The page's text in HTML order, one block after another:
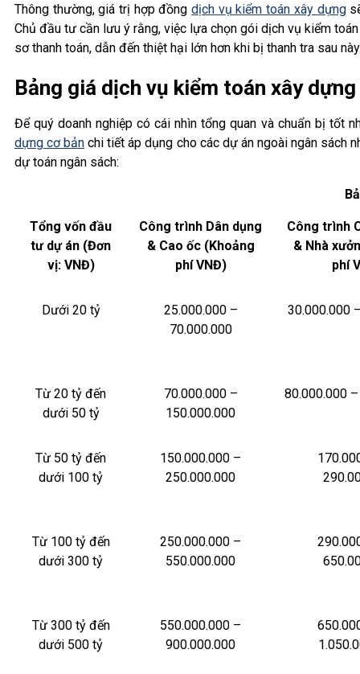
Thông thường, giá trị hợp đồngdịch vụ kiểm toán xây dựng
Chủ đầu tư cần lưu ý rằng, việc lựa chọn gói dịch vụ kiểm
sơ thanh toán, dẫn đến thiệt hại lớn hơn khi bị thanh tra sau
Bảng giá dịch vụ kiểm toán xây
Để quý doanh nghiệp có cái nhìn tổng quan và chuẩn bị tốt
dựng cơ bản chi tiết áp dụng cho các dự án ngoài ngân sách
dự toán ngân sách:
Tổng vốn đầu
tư dự án (Đơn
vị: VNĐ)
Công trình Dân dụng
& Cao ốc (Khoảng
phí VNĐ)
Công trình
& Nhà
phí
Dưới 20 tỷ
25.000.000 –
70.000.000
30.000.000
Từ 20 tỷ đến
dưới 50 tỷ
70.000.000 –
150.000.000
80.000.000
Từ 50 tỷ đến
dưới 100 tỷ
150.000.000 –
250.000.000
Từ 100 tỷ đến
dưới 300 tỷ
250.000.000 –
550.000.000
Từ 300 tỷ đến
dưới 500 tỷ
550.000.000 –
900.000.000